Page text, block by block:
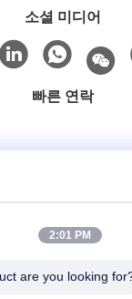
소셜 미디어
빠른 연락
도로, Zhutang 도시,
2:01 PM
are you looking